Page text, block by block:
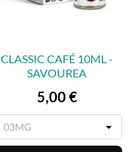
CLASSIC CAFÉ 10ML -
SAVOUREA
Prix
5,00 €